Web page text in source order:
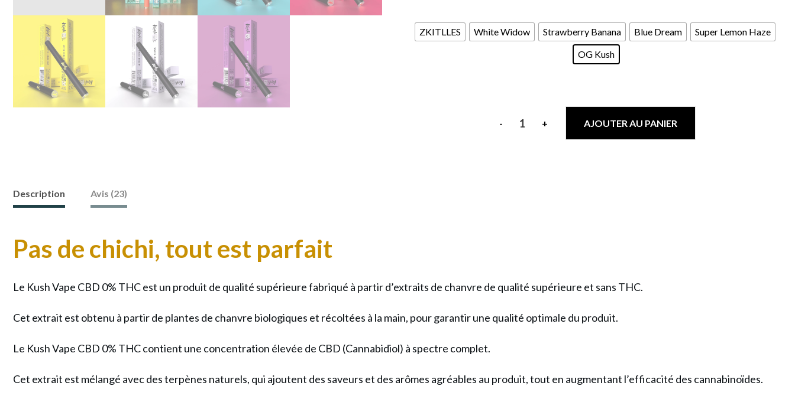
ZKITLLES White Widow Strawberry Banana Blue Dream
Super Lemon Haze
OG Kush
-
quantité
La
facile
dosage
+ AJOUTER AU PANIER
Description Avis (23)
Pas de chichi, tout est parfait
Le Kush Vape CBD 0% THC est un produit de qualité supérieure fabriqué à partir d’extraits de chanvre de qualité supérieure et sans THC.
Cet extrait est obtenu à partir de plantes de chanvre biologiques et récoltées à la main, pour garantir une qualité optimale du produit.
Le Kush Vape CBD 0% THC contient une concentration élevée de CBD (Cannabidiol) à spectre complet.
Cet extrait est mélangé avec des terpènes naturels, qui ajoutent des saveurs et des arômes agréables au produit, tout en augmentant l’efficacité des cannabinoïdes.